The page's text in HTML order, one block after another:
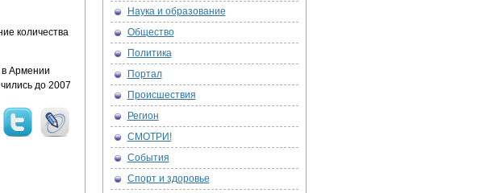
количества
Армении
до 2007
Наука и образование
Общество
Политика
Портал
Происшествия
Регион
СМОТРИ!
События
Спорт и здоровье